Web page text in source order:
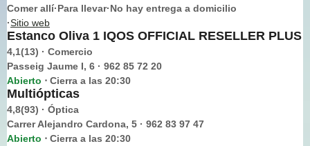
Comer allí·Para llevar·No hay entrega a domicilio
·Sitio web
Estanco Oliva 1 IQOS OFFICIAL RESELLER PLUS
4,1(13) · Comercio
Passeig Jaume I, 6 · 962 85 72 20
Abierto ⋅ Cierra a las 20:30
Multiópticas
4,8(93) · Óptica
Carrer Alejandro Cardona, 5 · 962 83 97 47
Abierto ⋅ Cierra a las 20:30